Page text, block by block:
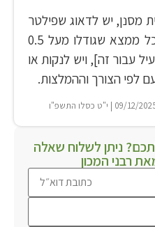
מסנן, יש לדאוג שפילטר
המסנן יהיה מסוגל לחסום כל ממצא שגודלו מעל 0.5
50 מיקרון יעיל עבור זה], ויש לנקות או
לפי הצורך וההמלצות.
12/2025 | י"ט כסלו התשפ"ו
ניתן לשלוח שאלה
רבני המכון